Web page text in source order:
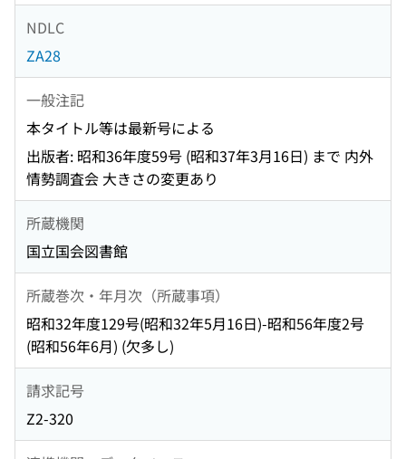
NDLC
ZA28
一般注記
本タイトル等は最新号による
出版者: 昭和36年度59号 (昭和37年3月16日) まで 内外
情勢調査会 大きさの変更あり
所蔵機関
国立国会図書館
所蔵巻次・年月次（所蔵事項）
昭和32年度129号(昭和32年5月16日)-昭和56年度2号
(昭和56年6月) (欠多し)
請求記号
Z2-320